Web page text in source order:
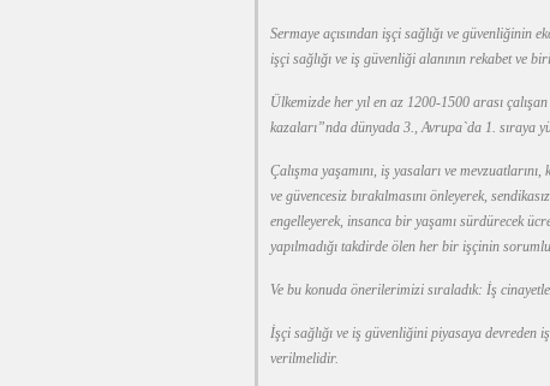
Sermaye açısından işçi sağlığı ve güvenliğinin
işçi sağlığı ve iş güvenliği alanının rekabet ve
Ülkemizde her yıl en az 1200-1500 arası
kazaları”nda dünyada 3., Avrupa`da 1. sıraya
Çalışma yaşamını, iş yasaları ve
ve güvencesiz bırakılmasını önleyerek,
engelleyerek, insanca bir yaşamı sürdürecek
yapılmadığı takdirde ölen her bir işçinin
Ve bu konuda önerilerimizi sıraladık: İş
İşçi sağlığı ve iş güvenliğini piyasaya devreden
verilmelidir.